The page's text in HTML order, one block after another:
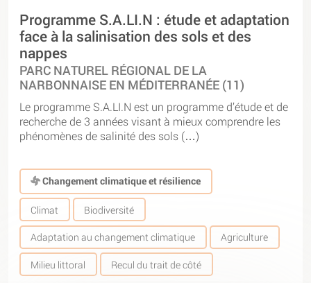
Programme S.A.LI.N : étude et adaptation
face à la salinisation des sols et des
nappes
PARC NATUREL RÉGIONAL DE LA
NARBONNAISE EN MÉDITERRANÉE (11)
Le programme S.A.LI.N est un programme d’étude et de
recherche de 3 années visant à mieux comprendre les
phénomènes de salinité des sols (…)
Changement climatique et résilience
Climat Biodiversité
Adaptation au changement climatique Agriculture
Milieu littoral Recul du trait de côté